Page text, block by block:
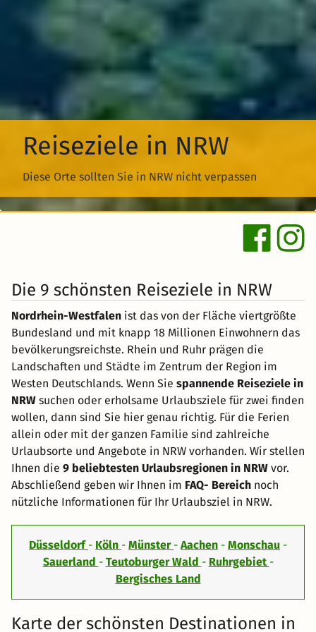
Reiseziele in NRW
Diese Orte sollten Sie in NRW nicht verpassen
Die 9 schönsten Reiseziele in NRW
Nordrhein-Westfalen ist das von der Fläche viertgrößte
Bundesland und mit knapp 18 Millionen Einwohnern das
bevölkerungsreichste. Rhein und Ruhr prägen die
Landschaften und Städte im Zentrum der Region im
Westen Deutschlands. Wenn Sie spannende Reiseziele in
NRW suchen oder erholsame Urlaubsziele für zwei finden
wollen, dann sind Sie hier genau richtig. Für die Ferien
allein oder mit der ganzen Familie sind zahlreiche
Urlaubsorte und Angebote in NRW vorhanden. Wir stellen
Ihnen die 9 beliebtesten Urlaubsregionen in NRW vor.
Abschließend geben wir Ihnen im FAQ- Bereich noch
nützliche Informationen für Ihr Urlaubsziel in NRW.
Düsseldorf - Köln - Münster - Aachen - Monschau -
Sauerland - Teutoburger Wald - Ruhrgebiet -
Bergisches Land
Karte der schönsten Destinationen in